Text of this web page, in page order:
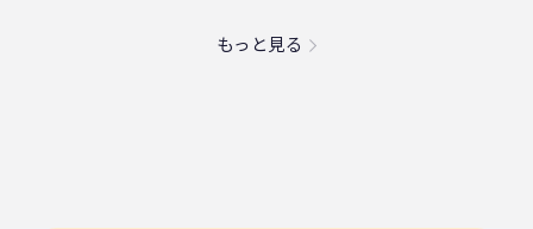
海洋プラスチック問題
もっと見る